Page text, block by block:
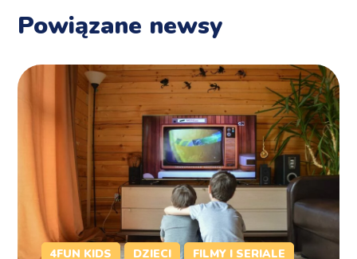
Powiązane newsy
4FUN KIDS DZIECI FILMY I SERIALE